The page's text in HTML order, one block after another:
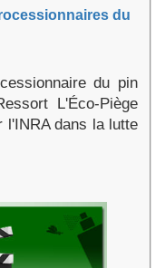
du
du pin
L'Éco-Piège
l'INRA dans la lutte